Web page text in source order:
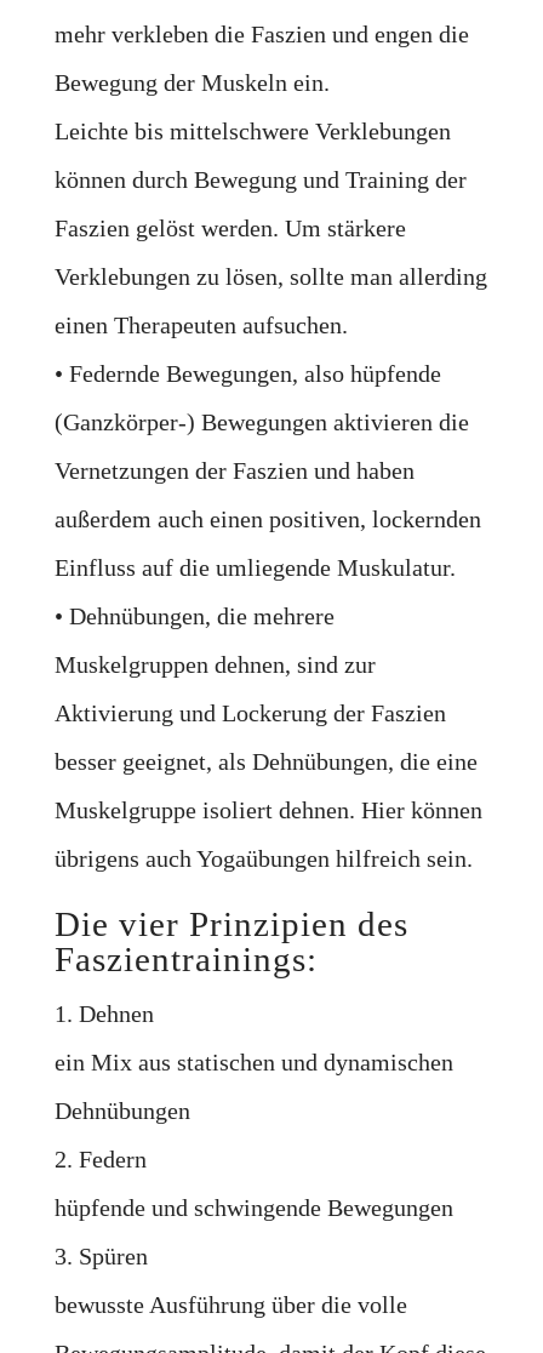
mehr verkleben die Faszien und engen die
Bewegung der Muskeln ein.
Leichte bis mittelschwere Verklebungen
können durch Bewegung und Training der
Faszien gelöst werden. Um stärkere
Verklebungen zu lösen, sollte man allerding
einen Therapeuten aufsuchen.
• Federnde Bewegungen, also hüpfende
(Ganzkörper-) Bewegungen aktivieren die
Vernetzungen der Faszien und haben
außerdem auch einen positiven, lockernden
Einfluss auf die umliegende Muskulatur.
• Dehnübungen, die mehrere
Muskelgruppen dehnen, sind zur
Aktivierung und Lockerung der Faszien
besser geeignet, als Dehnübungen, die eine
Muskelgruppe isoliert dehnen. Hier können
übrigens auch Yogaübungen hilfreich sein.
Die vier Prinzipien des
Faszientrainings:
1. Dehnen
ein Mix aus statischen und dynamischen
Dehnübungen
2. Federn
hüpfende und schwingende Bewegungen
3. Spüren
bewusste Ausführung über die volle